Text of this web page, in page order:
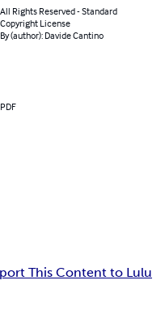
All Rights Reserved - Standard
Copyright License
By (author): Davide Cantino
PDF
This Content to Lulu